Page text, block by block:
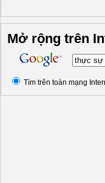
Mở rộng trên
Tìm trên toàn mạng